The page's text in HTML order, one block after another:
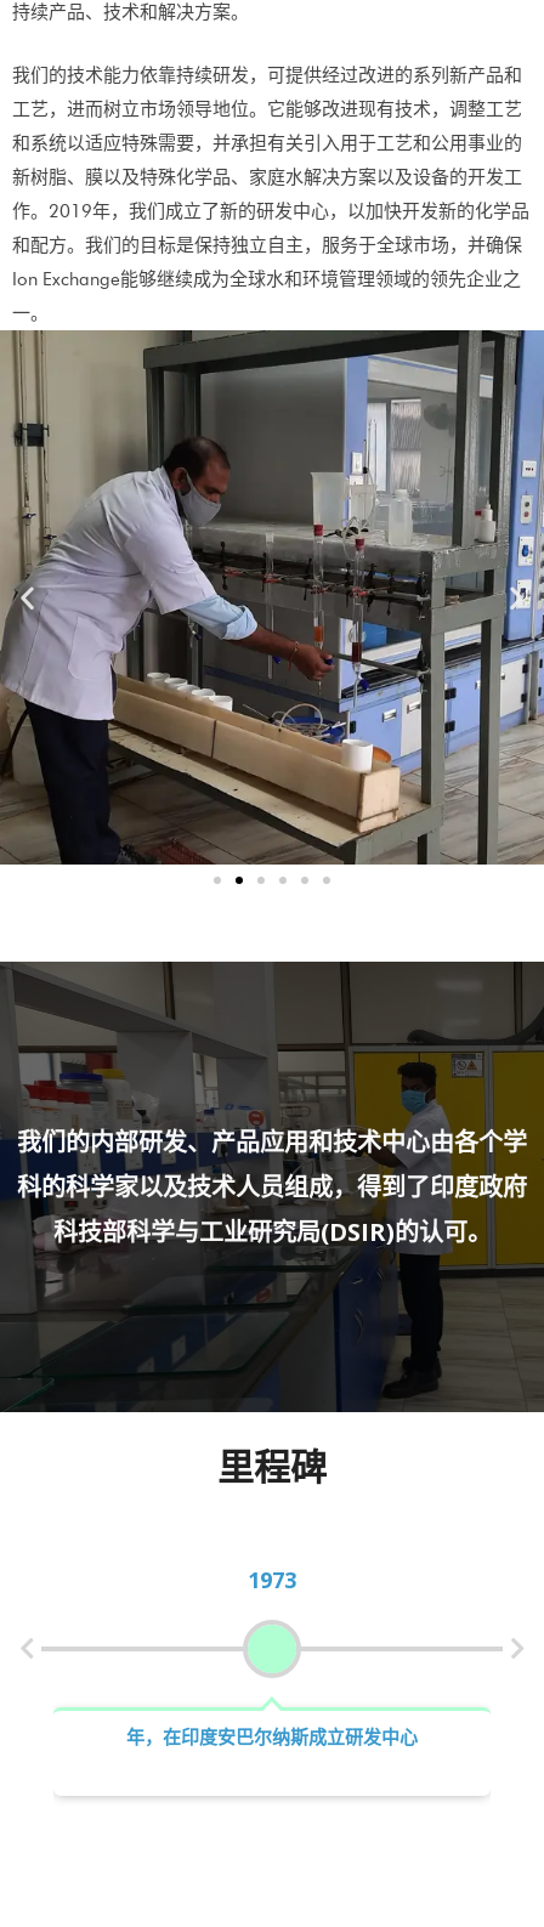
持续产品、技术和解决方案。
我们的技术能力依靠持续研发，可提供经过改进的系列新产品和
工艺，进而树立市场领导地位。它能够改进现有技术，调整工艺
和系统以适应特殊需要，并承担有关引入用于工艺和公用事业的
新树脂、膜以及特殊化学品、家庭水解决方案以及设备的开发工
作。2019年，我们成立了新的研发中心，以加快开发新的化学品
和配方。我们的目标是保持独立自主，服务于全球市场，并确保
Ion Exchange能够继续成为全球水和环境管理领域的领先企业之
一。
我们的内部研发、产品应用和技术中心由各个学
科的科学家以及技术人员组成，得到了印度政府
科技部科学与工业研究局(DSIR)的认可。
里程碑
1976
年，在印度安巴尔纳斯设立成熟的研发中心